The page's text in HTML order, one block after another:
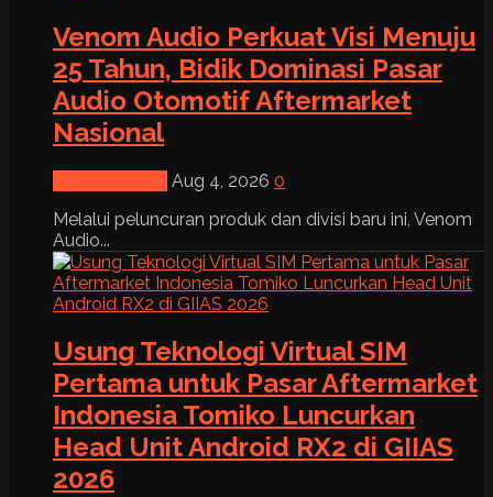
Venom Audio Perkuat Visi Menuju
25 Tahun, Bidik Dominasi Pasar
Audio Otomotif Aftermarket
Nasional
Aug 4, 2026 0
Melalui peluncuran produk dan divisi baru ini, Venom
Audio...
Usung Teknologi Virtual SIM
Pertama untuk Pasar Aftermarket
Indonesia Tomiko Luncurkan
Head Unit Android RX2 di GIIAS
2026